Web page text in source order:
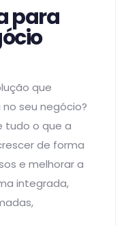
para
que
seu negócio?
tudo o que a
de forma
e melhorar a
integrada,